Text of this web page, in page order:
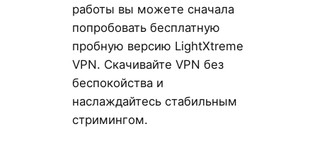
работы вы можете сначала
попробовать бесплатную
пробную версию LightXtreme
VPN. Скачивайте VPN без
беспокойства и
наслаждайтесь стабильным
стримингом.